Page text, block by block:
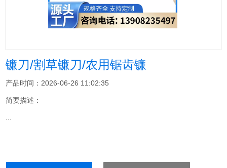
镰刀/割草镰刀/农用锯齿镰
产品时间：2026-06-26 11:02:35
简要描述：
...